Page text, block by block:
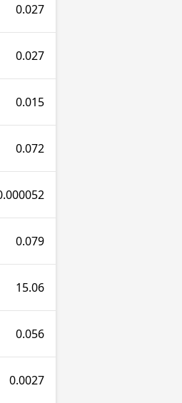
0.027
0.027
0.015
0.072
0.079
15.06
0.056
0.0027